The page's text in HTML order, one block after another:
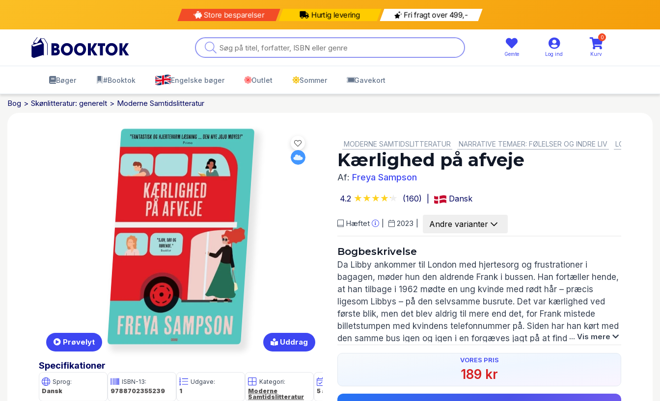
Store besparelser Hurtig levering Fri fragt over 499,-
Gemte Log ind
0
Kurv
Bøger #Booktok Engelske bøger Outlet Sommer Gavekort
Bog Skønlitteratur: generelt Moderne Samtidslitteratur
Prøvelyt Uddrag
Specifikationer
Sprog:
Dansk
ISBN-13:
9788702355239
Udgave:
1
Kategori:
Moderne
Samtidslitteratur
5 apr 2023
Oversætter:
MODERNE SAMTIDSLITTERATUR
NARRATIVE TEMAER: FØLELSER OG INDRE LIV LONDON,
Kærlighed på afveje
Af: Freya Sampson
4.2 (160) Dansk
Hæftet 2023 Andre varianter
Bogbeskrivelse
Da Libby ankommer til London med hjertesorg og frustrationer i
bagagen, møder hun den aldrende Frank i bussen. Han fortæller hende,
at han tilbage i 1962 mødte en ung kvinde med rødt hår – præcis
ligesom Libbys – på den selvsamme busrute. Det var kærlighed ved
første blik, men det blev aldrig til mere end det, for Frank mistede
billetstumpen med kvindens telefonnummer på. Siden har han kørt med
den samme bus igen og igen i en forgæves jagt på at finde sin
drømmekvinde.
Libby bliver grebet af historien og beslutter sig for at hjælpe Frank.
Deres søgen skaber straks et fællesskab blandt de fremmede i bussen,
og Libby åbner langsomt sit sårede hjerte op for nye venskaber og
... Vis mere
VORES PRIS
189 kr